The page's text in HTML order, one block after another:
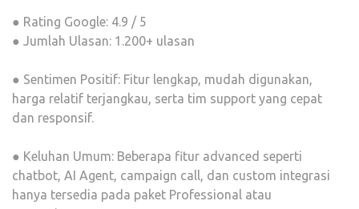
● Rating Google: 4.9 / 5
● Jumlah Ulasan: 1.200+ ulasan
● Sentimen Positif: Fitur lengkap, mudah digunakan,
harga relatif terjangkau, serta tim support yang cepat
dan responsif.
● Keluhan Umum: Beberapa fitur advanced seperti
chatbot, AI Agent, campaign call, dan custom integrasi
hanya tersedia pada paket Professional atau